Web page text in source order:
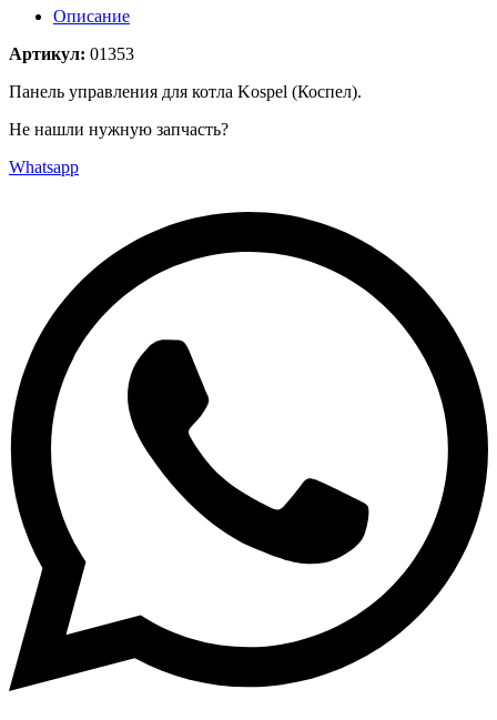
Описание
Артикул: 01353
Панель управления для котла Kospel (Коспел).
Не нашли нужную запчасть?
Whatsapp